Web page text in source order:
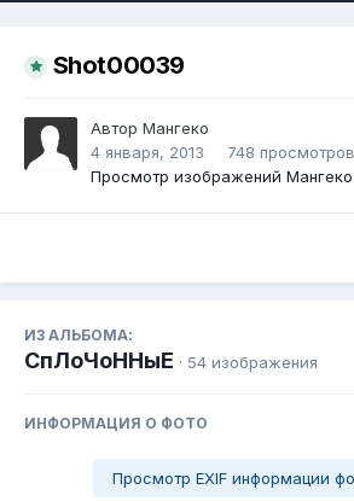
Shot00039
Автор Мангеко
4 января, 2013
748 просмотров
Просмотр изображений Мангеко
ИЗ АЛЬБОМА:
СпЛоЧоННыЕ · 54 изображения
ИНФОРМАЦИЯ О ФОТО
Просмотр EXIF информации